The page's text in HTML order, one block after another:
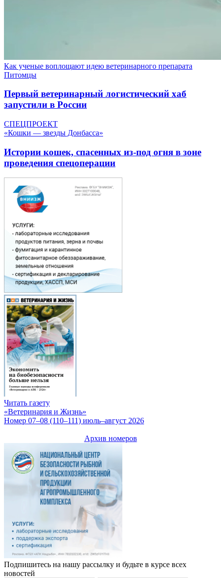
Как ученые воплощают идею ветеринарного препарата
Питомцы
Первый ветеринарный логистический хаб
запустили в России
СПЕЦПРОЕКТ
«Кошки — звезды Донбасса»
Истории кошек, спасенных из-под огня в зоне
проведения спецоперации
Читать газету
«Ветеринария и Жизнь»
Номер 07–08 (110–111) июль–август 2026
Архив номеров
Подпишитесь на нашу рассылку и будьте в курсе всех
новостей